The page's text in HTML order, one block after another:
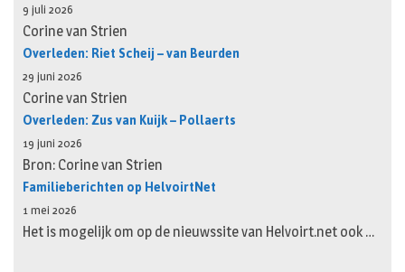
9 juli 2026
Corine van Strien
Overleden: Riet Scheij – van Beurden
29 juni 2026
Corine van Strien
Overleden: Zus van Kuijk – Pollaerts
19 juni 2026
Bron: Corine van Strien
Familieberichten op HelvoirtNet
1 mei 2026
Het is mogelijk om op de nieuwssite van Helvoirt.net ook …